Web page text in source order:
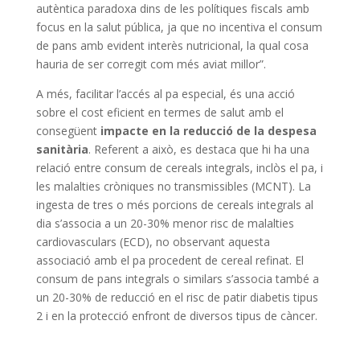
autèntica paradoxa dins de les polítiques fiscals amb
focus en la salut pública, ja que no incentiva el consum
de pans amb evident interès nutricional, la qual cosa
hauria de ser corregit com més aviat millor”.
A més, facilitar l’accés al pa especial, és una acció
sobre el cost eficient en termes de salut amb el
consegüent impacte en la reducció de la despesa
sanitària. Referent a això, es destaca que hi ha una
relació entre consum de cereals integrals, inclòs el pa, i
les malalties cròniques no transmissibles (MCNT). La
ingesta de tres o més porcions de cereals integrals al
dia s’associa a un 20-30% menor risc de malalties
cardiovasculars (ECD), no observant aquesta
associació amb el pa procedent de cereal refinat. El
consum de pans integrals o similars s’associa també a
un 20-30% de reducció en el risc de patir diabetis tipus
2 i en la protecció enfront de diversos tipus de càncer.